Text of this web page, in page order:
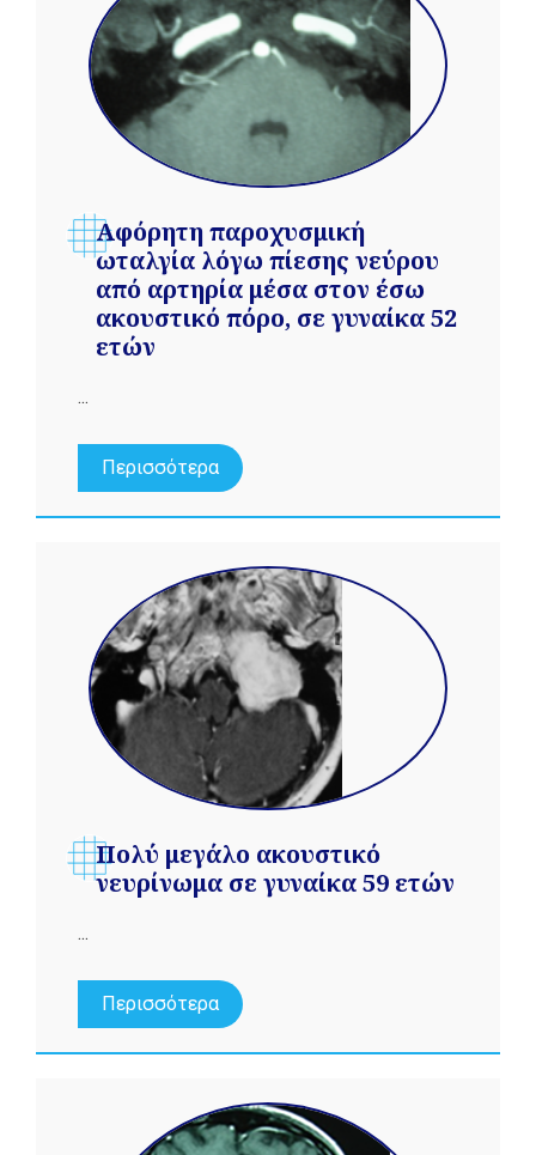
Αφόρητη παροχυσμική
ωταλγία λόγω πίεσης νεύρου
από αρτηρία μέσα στον έσω
ακουστικό πόρο, σε γυναίκα 52
ετών
...
Περισσότερα
Πολύ μεγάλο ακουστικό
νευρίνωμα σε γυναίκα 59 ετών
...
Περισσότερα